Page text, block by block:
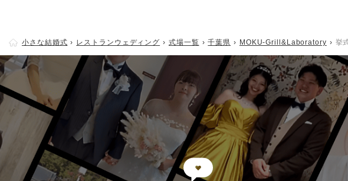
小さな結婚式 レストランウェディング 式場一覧 千葉県 MOKU-Grill&Laboratory 挙